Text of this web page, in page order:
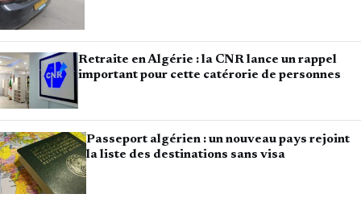
Retraite en Algérie : la CNR lance un rappel
important pour cette catérorie de personnes
Passeport algérien : un nouveau pays rejoint
la liste des destinations sans visa